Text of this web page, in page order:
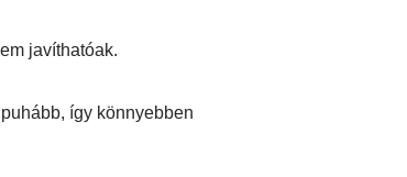
javíthatóak.
így könnyebben